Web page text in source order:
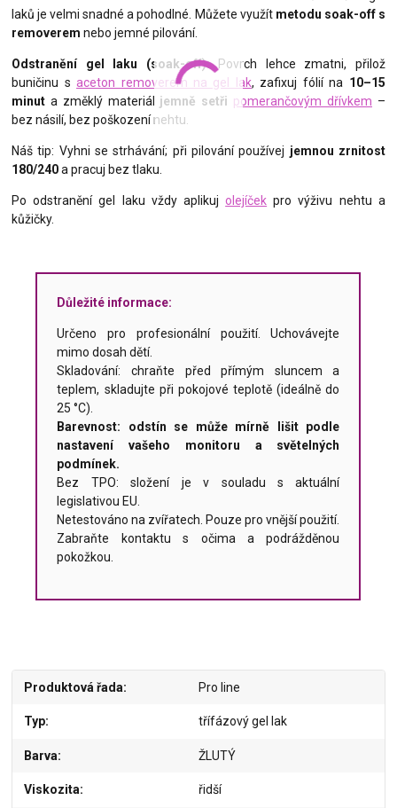
laků je velmi snadné a pohodlné. Můžete využít metodu soak-off s
removerem nebo jemné pilování.
Odstranění gel laku (soak-off):Povrch lehce zmatni, přilož
buničinu saceton removerem na gel lak, zafixuj fólií na 10–15
minut a změklý materiál jemně setři pomerančovým dřívkem –
bez násilí, bez poškození nehtu.
Náš tip: Vyhni se strhávání; při pilování používej jemnou zrnitost
180/240a pracuj bez tlaku.
Po odstranění gel laku vždy aplikujolejíček pro výživu nehtu a
kůžičky.
Důležité informace:
Určeno pro profesionální použití. Uchovávejte
mimo dosah dětí.
Skladování: chraňte před přímým sluncem a
teplem, skladujte při pokojové teplotě (ideálně do
25 °C).
Barevnost: odstín se může mírně lišit podle
nastavení vašeho monitoru a světelných
podmínek.
Bez TPO: složení je v souladu s aktuální
legislativou EU.
Netestováno na zvířatech. Pouze pro vnější použití.
Zabraňte kontaktu s očima a podrážděnou
pokožkou.
Produktová řada Pro line
Typ třífázový gel lak
Barva ŽLUTÝ
Viskozita řidší